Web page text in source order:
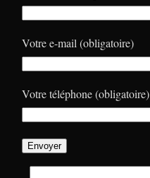
Votre e-mail (obligatoire)
Votre téléphone (obligatoire)